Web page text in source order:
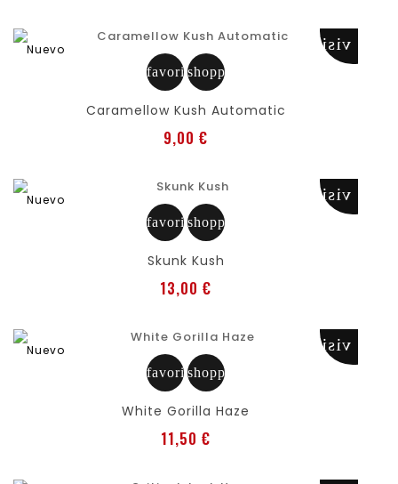
Nuevo
favoriteshopping_cart
visibility
Caramellow Kush Automatic
9,00 €
Nuevo
favoriteshopping_cart
visibility
Skunk Kush
13,00 €
Nuevo
favoriteshopping_cart
visibility
White Gorilla Haze
11,50 €